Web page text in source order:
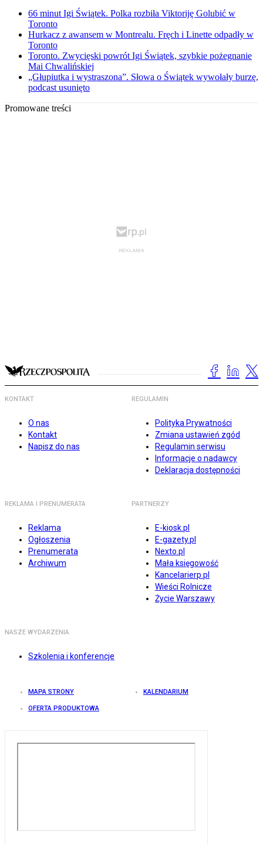
66 minut Igi Świątek. Polka rozbiła Viktoriję Golubić w
Toronto
Hurkacz z awansem w Montrealu. Fręch i Linette odpadły w
Toronto
Toronto. Zwycięski powrót Igi Świątek, szybkie pożegnanie
Mai Chwalińskiej
„Głupiutka i wystraszona”. Słowa o Świątek wywołały burzę,
podcast usunięto
Promowane treści
KONTAKT
O nas
Kontakt
Napisz do nas
REGULAMIN
Polityka Prywatności
Zmiana ustawień zgód
Regulamin serwisu
Informacje o nadawcy
Deklaracja dostępności
REKLAMA I PRENUMERATA
Reklama
Ogłoszenia
Prenumerata
Archiwum
PARTNERZY
E-kiosk.pl
E-gazety.pl
Nexto.pl
Mała księgowość
Kancelarierp.pl
Wieści Rolnicze
Życie Warszawy
NASZE WYDARZENIA
Szkolenia i konferencje
MAPA STRONY KALENDARIUM
OFERTA PRODUKTOWA